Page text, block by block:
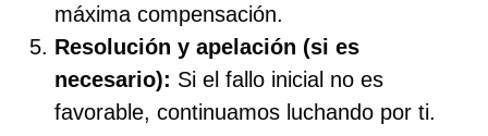
máxima compensación.
Resolución y apelación (si es
necesario): Si el fallo inicial no es
favorable, continuamos luchando por ti.